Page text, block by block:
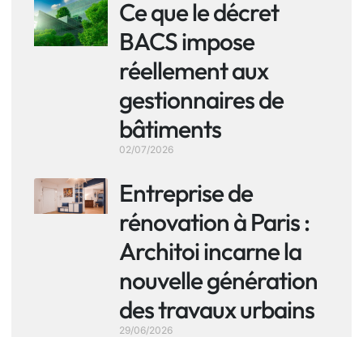
Ce que le décret
BACS impose
réellement aux
gestionnaires de
bâtiments
02/07/2026
Entreprise de
rénovation à Paris :
Architoi incarne la
nouvelle génération
des travaux urbains
29/06/2026